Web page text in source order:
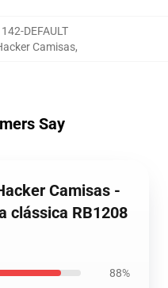
DEFAULT
Camisas,
Say
Camisas -
clássica RB1208
88%